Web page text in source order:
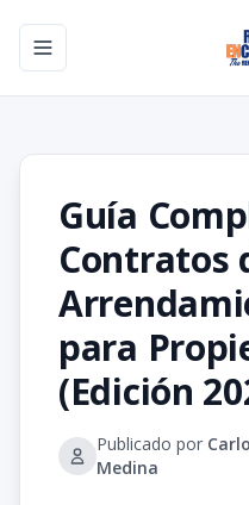
Toggle navigation menu
Guía
Contratos
para
(Edición
Publicado por
Medina